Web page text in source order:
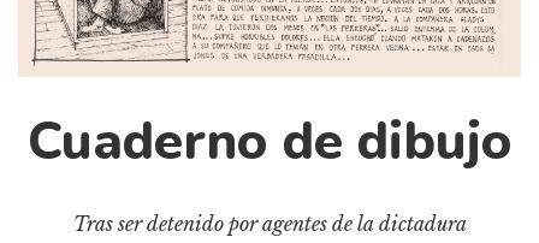
Cómics
Críticas
Diccionario portátil de la literatura chilena
Fragmentos
Cuaderno de dibujo
Tras ser detenido por agentes de la dictadura